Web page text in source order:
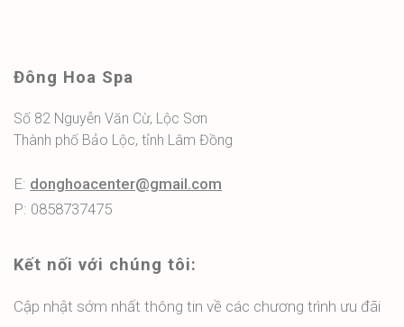
Đông Hoa Spa
Số 82 Nguyễn Văn Cừ, Lộc Sơn
Thành phố Bảo Lộc, tỉnh Lâm Đồng
E: donghoacenter@gmail.com
P: 0858737475
Kết nối với chúng tôi:
Cập nhật sớm nhất thông tin về các chương trình ưu đãi